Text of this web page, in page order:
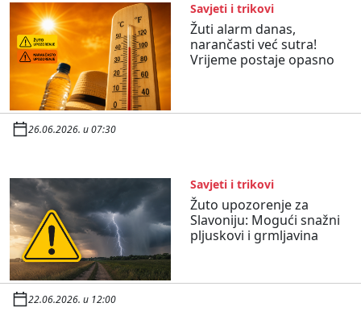
Savjeti i trikovi
Žuti alarm danas,
narančasti već sutra!
Vrijeme postaje opasno
26.06.2026. u 07:30
Savjeti i trikovi
Žuto upozorenje za
Slavoniju: Mogući snažni
pljuskovi i grmljavina
22.06.2026. u 12:00